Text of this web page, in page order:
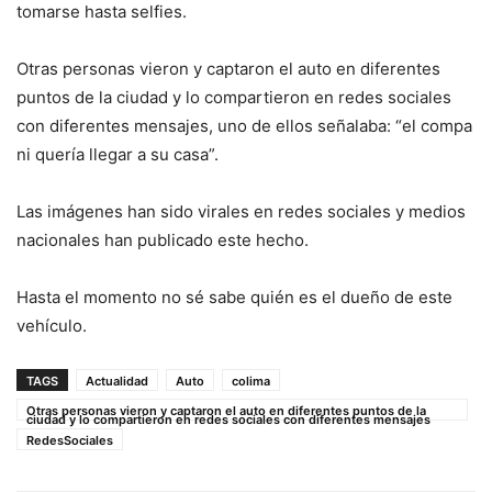
tomarse hasta selfies.
Otras personas vieron y captaron el auto en diferentes
puntos de la ciudad y lo compartieron en redes sociales
con diferentes mensajes, uno de ellos señalaba: “el compa
ni quería llegar a su casa”.
Las imágenes han sido virales en redes sociales y medios
nacionales han publicado este hecho.
Hasta el momento no sé sabe quién es el dueño de este
vehículo.
TAGS Actualidad Auto
colima
Otras personas vieron y captaron el auto en diferentes puntos de la
ciudad y lo compartieron en redes sociales con diferentes mensajes
RedesSociales